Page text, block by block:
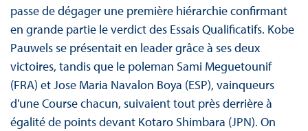
passe de dégager une première hiérarchie confirmant
en grande partie le verdict des Essais Qualificatifs. Kobe
Pauwels se présentait en leader grâce à ses deux
victoires, tandis que le poleman Sami Meguetounif
(FRA) et Jose Maria Navalon Boya (ESP), vainqueurs
d'une Course chacun, suivaient tout près derrière à
égalité de points devant Kotaro Shimbara (JPN). On